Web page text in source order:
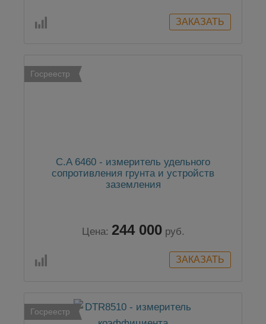
Госреестр
C.A 6460 - измеритель удельного
сопротивления грунта и устройств
заземления
Цена: 244 000 руб.
Госреестр